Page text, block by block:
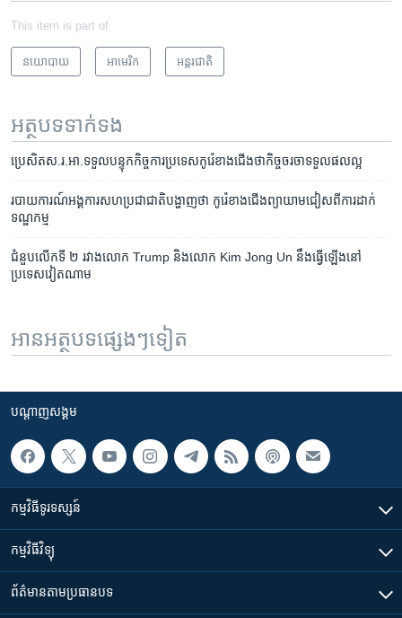
This item is part of
នយោបាយ អាមេរិក​ អន្តរជាតិ
អត្ថបទ​ទាក់ទង
ប្រេសិតស.រ.អា.ទទួលបន្ទុកកិច្ចការប្រទេសកូរ៉េខាងជើងថាកិច្ចចរចាទទួលផលល្អ
របាយការណ៍អង្គការសហប្រជាជាតិបង្ហាញថា កូរ៉េ​ខាងជើងព្យាយាមជៀសពីការដាក់​
ទណ្ឌកម្ម
ជំនួប​លើក​ទី ២ រវាង​លោក Trump និង​លោក Kim Jong Un នឹង​ធ្វើ​ឡើង​នៅ​
ប្រទេស​វៀតណាម
អានអត្ថបទផ្សេងៗទៀត
បណ្តាញ​សង្គម
កម្មវិធី​ទូរទស្សន៍
កម្មវិធី​វិទ្យុ
ព័ត៌មាន​តាមប្រធានបទ​